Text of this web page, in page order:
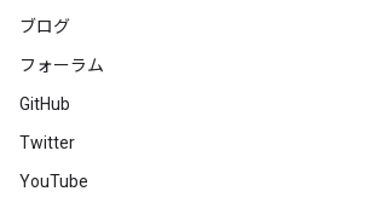
ブログ
フォーラム
GitHub
Twitter
YouTube